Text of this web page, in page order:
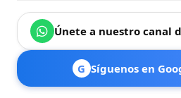
Únete a nuestro canal
G Síguenos en